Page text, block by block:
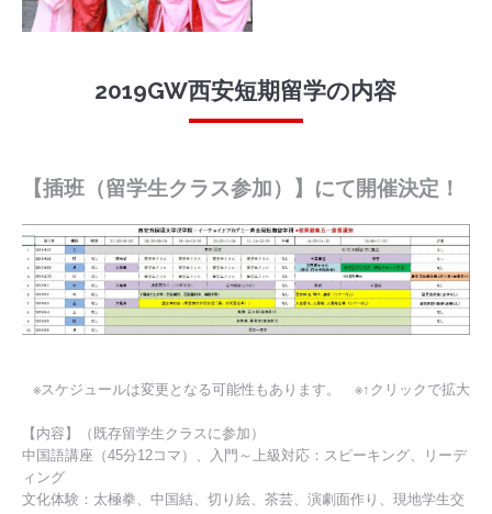
2019GW西安短期留学の内容
【插班（留学生クラス参加）】にて開催決定！
※スケジュールは変更となる可能性もあります。 ※↑クリックで拡大
【内容】（既存留学生クラスに参加）
中国語講座（45分12コマ）、入門～上級対応：スピーキング、リーデ
ィング
文化体験：太極拳、中国結、切り絵、茶芸、演劇面作り、現地学生交